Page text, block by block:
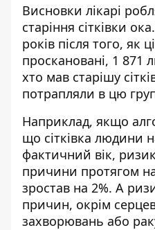
Висновки лікарі
старіння сітківки
років після того, як
проскановані, 1 871
хто мав старішу
потрапляли в цю
Наприклад, якщо
що сітківка людини
фактичний вік,
причини протягом
зростав на 2%. А
причин, окрім
захворювань або